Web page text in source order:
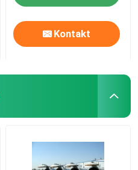
Kontakt